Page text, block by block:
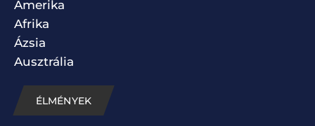
Amerika
Afrika
Ázsia
Ausztrália
ÉLMÉNYEK